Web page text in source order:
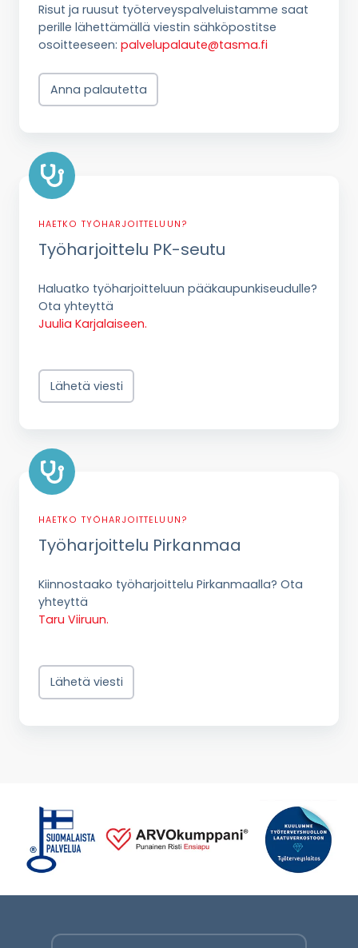
Risut ja ruusut työterveyspalveluistamme saat
perille lähettämällä viestin sähköpostitse
osoitteeseen: palvelupalaute@tasma.fi
Anna palautetta
Työharjoittelu
PK-
seutu
HAETKO TYÖHARJOITTELUUN?
Työharjoittelu PK-seutu
Haluatko työharjoitteluun pääkaupunkiseudulle?
Ota yhteyttä
Juulia Karjalaiseen.
Lähetä viesti
Työharjoittelu
Pirkanmaa
HAETKO TYÖHARJOITTELUUN?
Työharjoittelu Pirkanmaa
Kiinnostaako työharjoittelu Pirkanmaalla? Ota
yhteyttä
Taru Viiruun.
Lähetä viesti